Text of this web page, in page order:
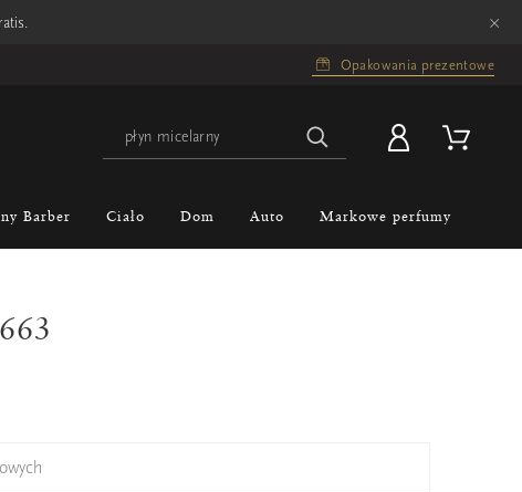
×
Opakowania prezentowe
Barber Ciało Dom Auto Markowe perfumy